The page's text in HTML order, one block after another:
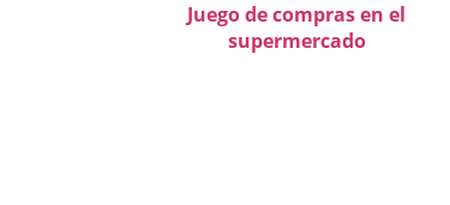
Juego de compras en el
supermercado